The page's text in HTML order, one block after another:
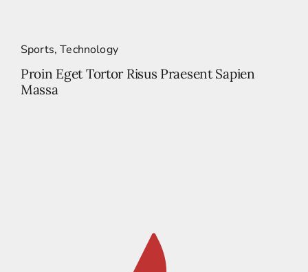
Sports,Technology
Proin Eget Tortor Risus Praesent Sapien
Massa